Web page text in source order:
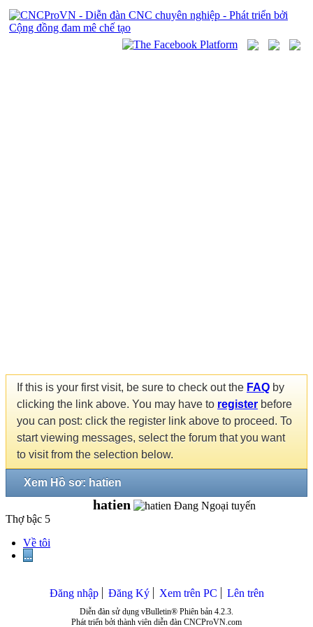
If this is your first visit, be sure to check out the FAQ by
clicking the link above. You may have to register before
you can post: click the register link above to proceed. To
start viewing messages, select the forum that you want
to visit from the selection below.
Xem Hồ sơ: hatien
hatien
Thợ bậc 5
Về tôi
...
Đăng nhập Đăng Ký Xem trên PC Lên trên
Diễn đàn sử dụng vBulletin® Phiên bản 4.2.3.
Phát triển bởi thành viên diễn đàn CNCProVN.com